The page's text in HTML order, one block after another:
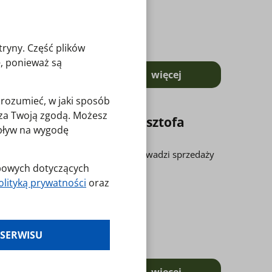
więcejo Pamiętniki
Rolnictwa im. ks. Krzysztofa
niedostępna Muzeum nie prowadzi sprzedaży
Część plików
ponieważ są
w jaki sposób
Twoją zgodą. Możesz
na wygodę
dotyczących
prywatności oraz
— zresetuj